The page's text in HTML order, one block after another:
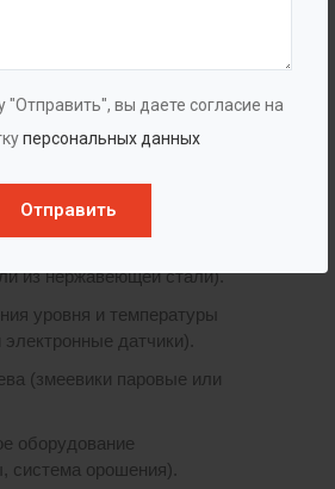
вы даете согласие на
персональных данных
Отправить
лаз, предохранительный
арматура.
(опционально):
из нержавеющей стали).
уровня и температуры
датчики).
(змеевики паровые или
оборудование
система орошения).